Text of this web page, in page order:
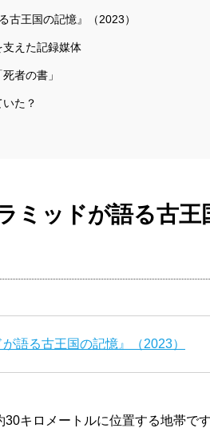
古王国の記憶』（2023）
えた記録媒体
者の書」
た？
ミッドが語る古王
語る古王国の記憶』（2023）
キロメートルに位置する地帯で